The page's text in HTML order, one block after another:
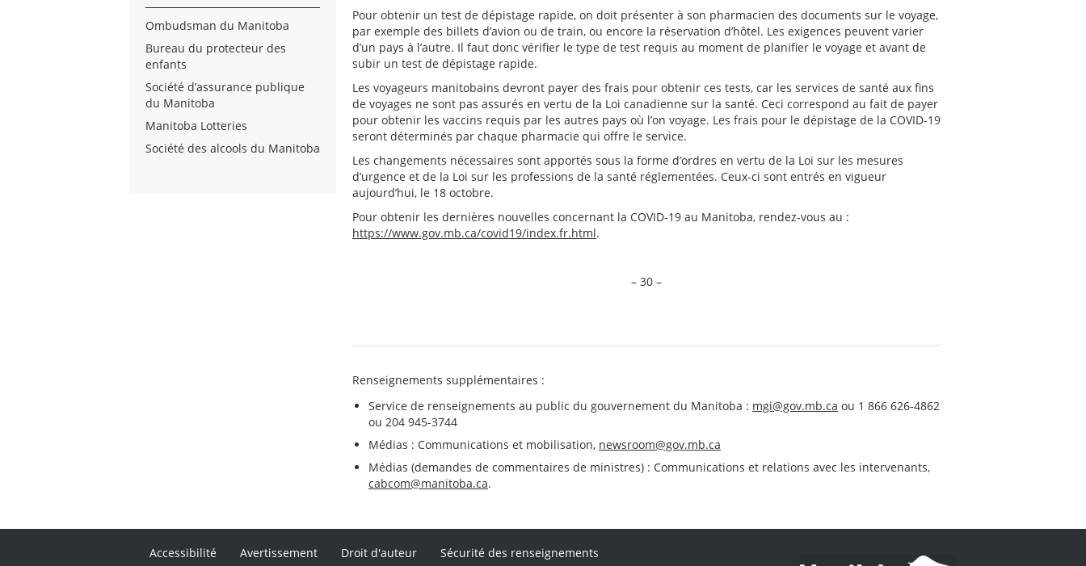
Pour obtenir un test de dépistage rapide, on doit présenter à son pharmacien des documents sur le voyage,
par exemple des billets d’avion ou de train, ou encore la réservation d’hôtel. Les exigences peuvent varier
d’un pays à l’autre. Il faut donc vérifier le type de test requis au moment de planifier le voyage et avant de
subir un test de dépistage rapide.
Les voyageurs manitobains devront payer des frais pour obtenir ces tests, car les services de santé aux fins
de voyages ne sont pas assurés en vertu de la Loi canadienne sur la santé. Ceci correspond au fait de payer
pour obtenir les vaccins requis par les autres pays où l’on voyage. Les frais pour le dépistage de la COVID-19
seront déterminés par chaque pharmacie qui offre le service.
Les changements nécessaires sont apportés sous la forme d’ordres en vertu de la Loi sur les mesures
d’urgence et de la Loi sur les professions de la santé réglementées. Ceux-ci sont entrés en vigueur
aujourd’hui, le 18 octobre.
Pour obtenir les dernières nouvelles concernant la COVID-19 au Manitoba, rendez-vous au :
https://www.gov.mb.ca/covid19/index.fr.html.
– 30 –
Renseignements supplémentaires :
Service de renseignements au public du gouvernement du Manitoba : mgi@gov.mb.ca ou 1 866 626-4862
ou 204 945-3744
Médias : Communications et mobilisation, newsroom@gov.mb.ca
Médias (demandes de commentaires de ministres) : Communications et relations avec les intervenants,
cabcom@manitoba.ca.
Ombudsman du Manitoba
Bureau du protecteur des
enfants
Société d’assurance publique
du Manitoba
Manitoba Lotteries
Société des alcools du Manitoba
Accessibilité Avertissement Droit d'auteur Sécurité des renseignements